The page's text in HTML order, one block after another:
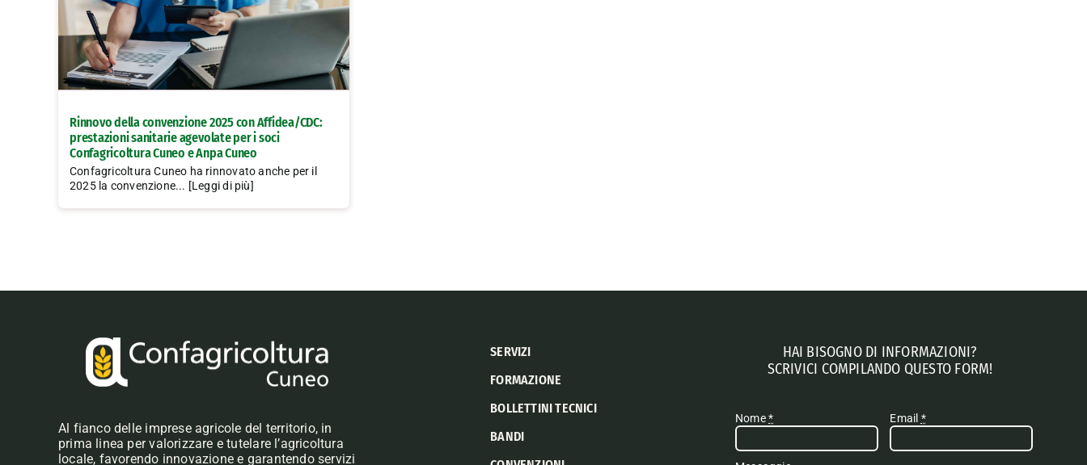
Rinnovo della convenzione 2025 con Affidea/CDC:
prestazioni sanitarie agevolate per i soci
Confagricoltura Cuneo e Anpa Cuneo
Confagricoltura Cuneo ha rinnovato anche per il
2025 la convenzione... [Leggi di più]
Al fianco delle imprese agricole del territorio, in
prima linea per valorizzare e tutelare l’agricoltura
locale, favorendo innovazione e garantendo servizi
SERVIZI
FORMAZIONE
BOLLETTINI TECNICI
BANDI
HAI BISOGNO DI INFORMAZIONI?
SCRIVICI COMPILANDO QUESTO FORM!
Nome* Email *